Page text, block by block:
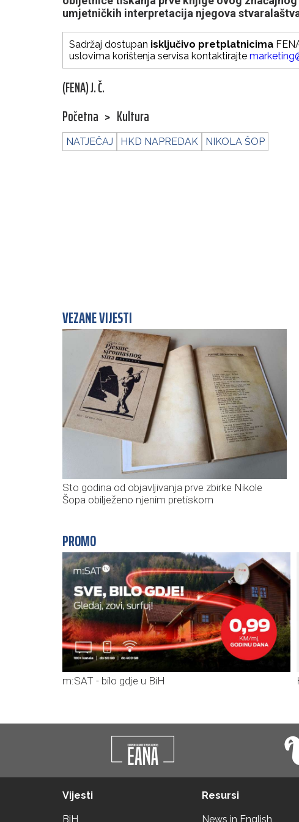
umjetničkih interpretacija njegova
Sadržaj dostupan isključivo pretplatnicima
uslovima korištenja servisa kontaktirajte
(FENA) J. Č.
Početna > Kultura
NATJEČAJ HKD NAPREDAK NIKOLA ŠOP
VEZANE VIJESTI
Sto godina od objavljivanja prve zbirke Nikole
Šopa obilježeno njenim pretiskom
PROMO
m:SAT - bilo gdje u BiH
Vijesti
BiH
Resursi
News in English